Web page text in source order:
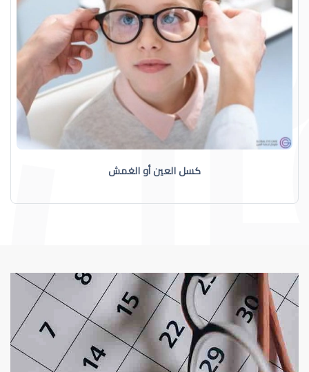
كسل العين أو الغمش
الجدول الزمني لزيارات طبيب عيون عيون الاطفال